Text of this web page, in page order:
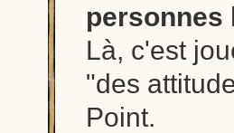
personnes
Là, c'est
"des
Point.